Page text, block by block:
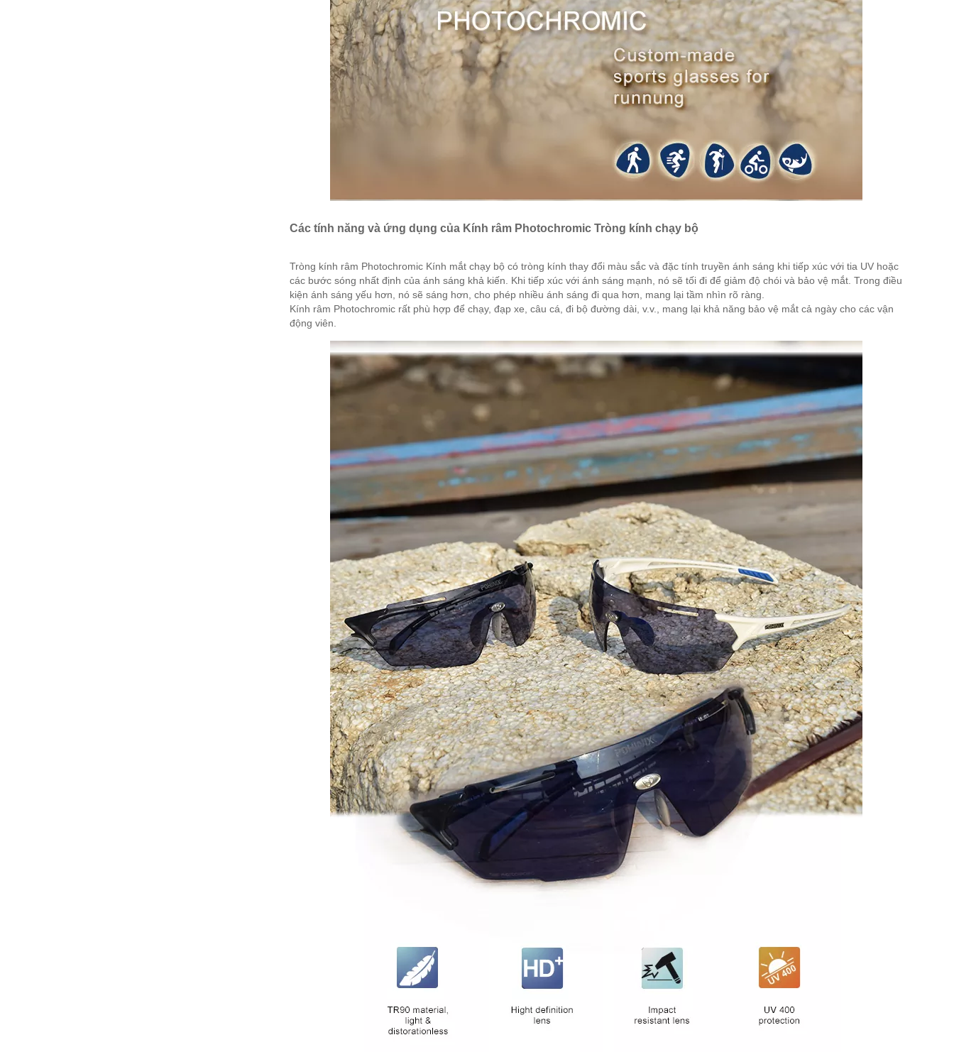
Các tính năng và ứng dụng của Kính râm Photochromic Tròng kính chạy bộ
Tròng kính râm Photochromic Kính mắt chạy bộ có tròng kính thay đổi màu sắc và đặc tính truyền ánh sáng khi tiếp xúc với tia UV hoặc
các bước sóng nhất định của ánh sáng khả kiến. Khi tiếp xúc với ánh sáng mạnh, nó sẽ tối đi để giảm độ chói và bảo vệ mắt. Trong điều
kiện ánh sáng yếu hơn, nó sẽ sáng hơn, cho phép nhiều ánh sáng đi qua hơn, mang lại tầm nhìn rõ ràng.
Kính râm Photochromic rất phù hợp để chạy, đạp xe, câu cá, đi bộ đường dài, v.v., mang lại khả năng bảo vệ mắt cả ngày cho các vận
động viên.